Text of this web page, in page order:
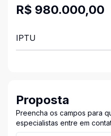
R$ 980.000,00
IPTU
Proposta
Preencha os campos para
especialistas entre em